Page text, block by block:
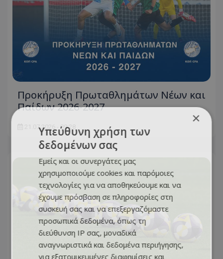
Προκήρυξη Πρωταθλημάτων Νέων και
Παίδων 2026-2027
21.07.2026 - 09:28
×
Υπεύθυνη χρήση των
δεδομένων σας
Εμείς και οι συνεργάτες μας
χρησιμοποιούμε cookies και παρόμοιες
τεχνολογίες για να αποθηκεύουμε και να
έχουμε πρόσβαση σε πληροφορίες στη
συσκευή σας και να επεξεργαζόμαστε
προσωπικά δεδομένα, όπως τη
διεύθυνση IP σας, μοναδικά
αναγνωριστικά και δεδομένα περιήγησης,
για εξατομικευμένες διαφημίσεις και